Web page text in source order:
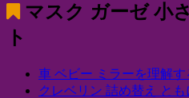
マスク ガーゼ 小
ト
車 ベビー ミラーを理解
クレベリン 詰め替え とも